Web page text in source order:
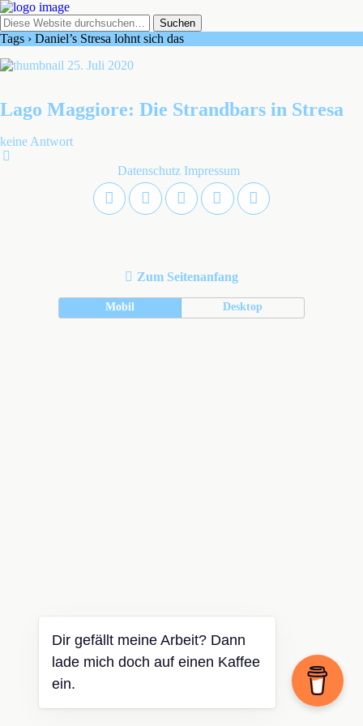
Tags › Daniel’s Stresa lohnt sich das
25. Juli 2020
Lago Maggiore: Die Strandbars in Stresa
keine Antwort
Datenschutz Impressum
Zum Seitenanfang
Mobil Desktop
Dir gefällt meine Arbeit? Dann
lade mich doch auf einen Kaffee
ein.